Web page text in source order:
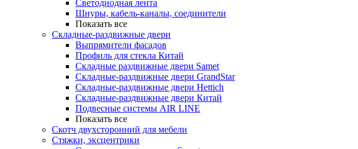
Светодиодная лента
Шнуры, кабель-каналы, соединители
Показать все
Складные-раздвижные двери
Выпрямители фасадов
Профиль для стекла Китай
Складные раздвижные двери Samet
Складные-раздвижные двери GrandStar
Складные-раздвижные двери Hettich
Складные-раздвижные двери Китай
Подвесные системы AIR LINE
Показать все
Скотч двухсторонний для мебели
Стяжки, эксцентрики